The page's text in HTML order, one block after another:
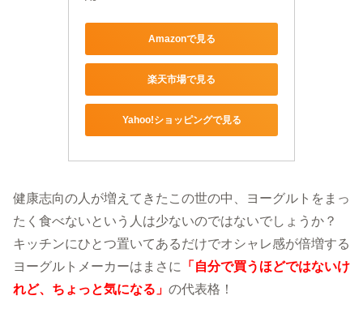
Amazonで見る
楽天市場で見る
Yahoo!ショッピングで見る
健康志向の人が増えてきたこの世の中、ヨーグルトをまっ
たく食べないという人は少ないのではないでしょうか？
キッチンにひとつ置いてあるだけでオシャレ感が倍増する
ヨーグルトメーカーはまさに
「自分で買うほどではないけ
れど、ちょっと気になる」 の代表格！